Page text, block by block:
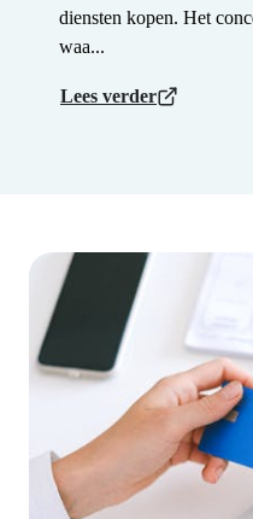
diensten kopen. Het
waa...
Lees verder